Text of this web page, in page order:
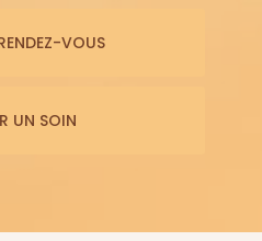
VOUS
UN SOIN